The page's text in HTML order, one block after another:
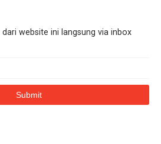
website ini langsung via inbox